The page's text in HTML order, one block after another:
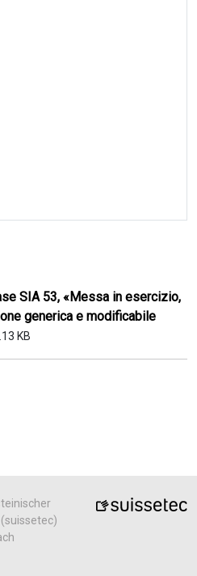
SIA 53, «Messa in esercizio,
generica e modificabile
KB